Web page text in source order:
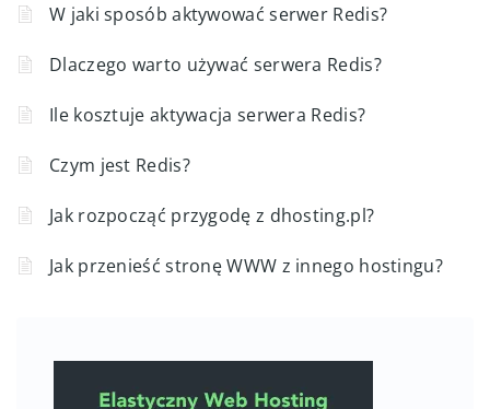
W jaki sposób aktywować serwer Redis?
Dlaczego warto używać serwera Redis?
Ile kosztuje aktywacja serwera Redis?
Czym jest Redis?
Jak rozpocząć przygodę z dhosting.pl?
Jak przenieść stronę WWW z innego hostingu?